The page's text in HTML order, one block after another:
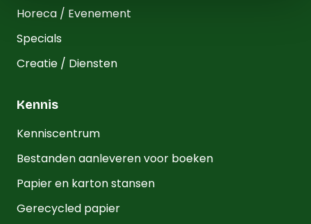
Horeca / Evenement
Specials
Creatie / Diensten
Kennis
Kenniscentrum
Bestanden aanleveren voor boeken
Papier en karton stansen
Gerecycled papier